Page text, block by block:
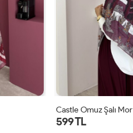
Castle Omuz Şalı Mor
599 TL